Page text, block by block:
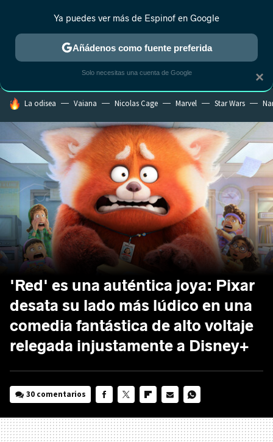
MENÚ NUEVO
ESTRENOS REALITY ANIME RANKINGS CINE
HOY SE HABLA DE
La odisea Vaiana Nicolas Cage Marvel Star Wars
'Red' es una auténtica joya: Pixar
desata su lado más lúdico en una
comedia fantástica de alto voltaje
relegada injustamente a Disney+
30 comentarios
MAIL
×
Ya puedes ver más de Espinof en Google
Añádenos como fuente preferida
Solo necesitas una cuenta de Google